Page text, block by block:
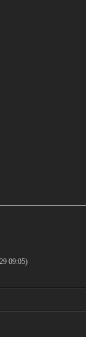
09:05)